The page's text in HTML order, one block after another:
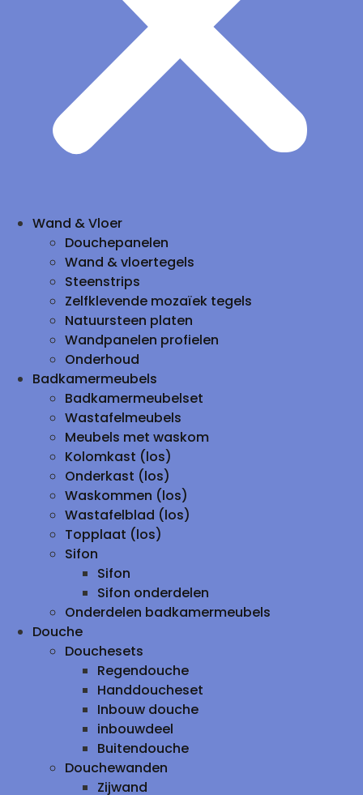
Wand & Vloer
Douchepanelen
Wand & vloertegels
Steenstrips
Zelfklevende mozaïek tegels
Natuursteen platen
Wandpanelen profielen
Onderhoud
Badkamermeubels
Badkamermeubelset
Wastafelmeubels
Meubels met waskom
Kolomkast (los)
Onderkast (los)
Waskommen (los)
Wastafelblad (los)
Topplaat (los)
Sifon
Sifon
Sifon onderdelen
Onderdelen badkamermeubels
Douche
Douchesets
Regendouche
Handdoucheset
Inbouw douche
inbouwdeel
Buitendouche
Douchewanden
Zijwand